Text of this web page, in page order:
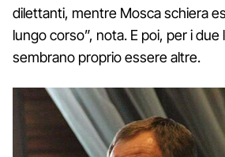
dilettanti, mentre Mosca schiera
lungo corso”, nota. E poi, per i due
sembrano proprio essere altre.